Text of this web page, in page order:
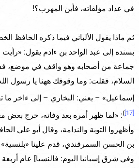
في عداد مؤلفاته، فأين المهرب؟!
ثم ماذا يقول الألباني فيما ذكره الحافظ
بسنده إلى عبد الواحد بن ءادم يقول:
جماعة من أصحابه وهو واقف في موضع،
السلام، فقلت: وما وقوفك ههنا يا رسول
إسماعيل» – يعني: البخاري – إلى ءاخر ما
[17]
): «لما ظهر أمره بعد وفاته، خرج بعض
وأظهروا التوبة والندامة، وقال أبو علي
بن الحسن السمرقندي، قدم علينا
وفي شرق إسبانيا اليوم: فالنسيا] عام